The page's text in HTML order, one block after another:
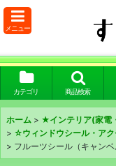
メニュー
カテゴリ 商品検索
ホーム > ★インテリア(家電
> ☆ウィンドウシール・ア
> フルーツシール（キャン